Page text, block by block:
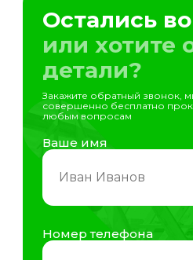
Остались
или хотите
детали?
Закажите обратный звонок,
совершенно бесплатно
любым вопросам
Ваше имя
Номер телефона